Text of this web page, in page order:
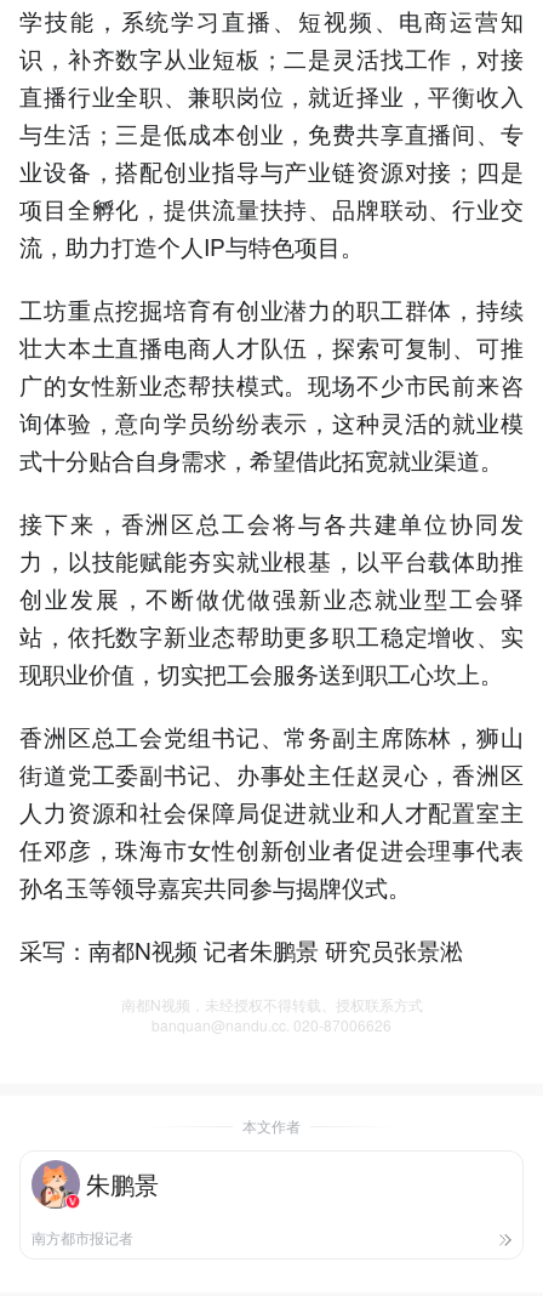
学技能，系统学习直播、短视频、电商运营知
识，补齐数字从业短板；二是灵活找工作，对接
直播行业全职、兼职岗位，就近择业，平衡收入
与生活；三是低成本创业，免费共享直播间、专
业设备，搭配创业指导与产业链资源对接；四是
项目全孵化，提供流量扶持、品牌联动、行业交
流，助力打造个人IP与特色项目。
工坊重点挖掘培育有创业潜力的职工群体，持续
壮大本土直播电商人才队伍，探索可复制、可推
广的女性新业态帮扶模式。现场不少市民前来咨
询体验，意向学员纷纷表示，这种灵活的就业模
式十分贴合自身需求，希望借此拓宽就业渠道。
接下来，香洲区总工会将与各共建单位协同发
力，以技能赋能夯实就业根基，以平台载体助推
创业发展，不断做优做强新业态就业型工会驿
站，依托数字新业态帮助更多职工稳定增收、实
现职业价值，切实把工会服务送到职工心坎上。
香洲区总工会党组书记、常务副主席陈林，狮山
街道党工委副书记、办事处主任赵灵心，香洲区
人力资源和社会保障局促进就业和人才配置室主
任邓彦，珠海市女性创新创业者促进会理事代表
孙名玉等领导嘉宾共同参与揭牌仪式。
采写：南都N视频 记者朱鹏景 研究员张景淞
南都N视频，未经授权不得转载、授权联系方式
banquan@nandu.cc. 020-87006626
本文作者
朱鹏景
南方都市报记者